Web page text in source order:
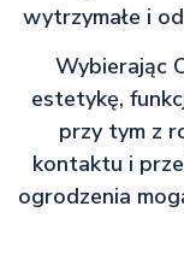
wytrzymałe i
Wybierając
estetykę,
przy tym z
kontaktu i
ogrodzenia